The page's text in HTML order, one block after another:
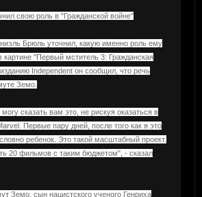
свою роль в "Гражданской войне"
Брюль уточнил, какую именно роль ему
картине "Первый мститель 3: Гражданская
Independent он сообщил, что речь
Земо.
сказать вам это, не рискуя оказаться в
Первые пару дней, после того как я это
ребенок. Это такой масштабный проект.
20 фильмов с таким бюджетом", - сказал
Земо, сын нацистского ученого Генриха